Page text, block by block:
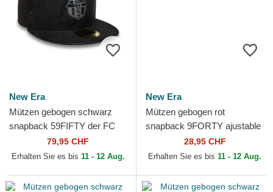
New Era
Mützen gebogen schwarz
snapback 59FIFTY der FC
Barcelona LALIGA von New
Era
79,95 CHF
Erhalten Sie es bis 11 - 12 Aug.
New Era
Mützen gebogen rot
snapback 9FORTY ajustable
der FC Barcelona LALIGA
von New Era
28,95 CHF
Erhalten Sie es bis 11 - 12 Aug.